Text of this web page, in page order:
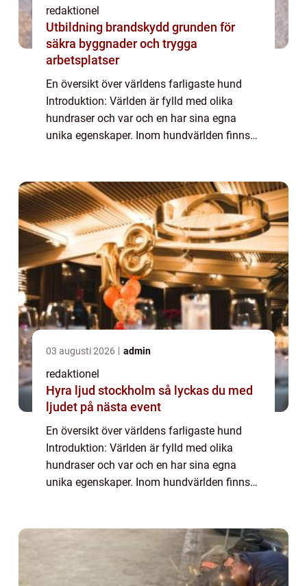
redaktionel
Utbildning brandskydd grunden för
säkra byggnader och trygga
arbetsplatser
En översikt över världens farligaste hund
Introduktion: Världen är fylld med olika
hundraser och var och en har sina egna
unika egenskaper. Inom hundvärlden finns
som de farli...
03 augusti 2026 admin
redaktionel
Hyra ljud stockholm så lyckas du med
ljudet på nästa event
En översikt över världens farligaste hund
Introduktion: Världen är fylld med olika
hundraser och var och en har sina egna
unika egenskaper. Inom hundvärlden finns